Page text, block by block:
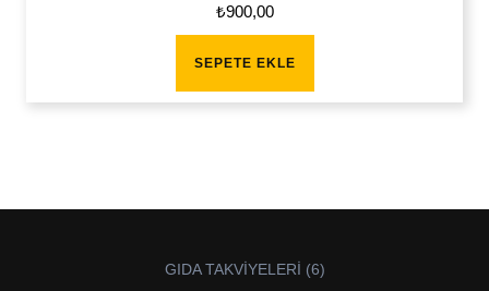
₺900,00
SEPETE EKLE
GIDA TAKVİYELERİ 66